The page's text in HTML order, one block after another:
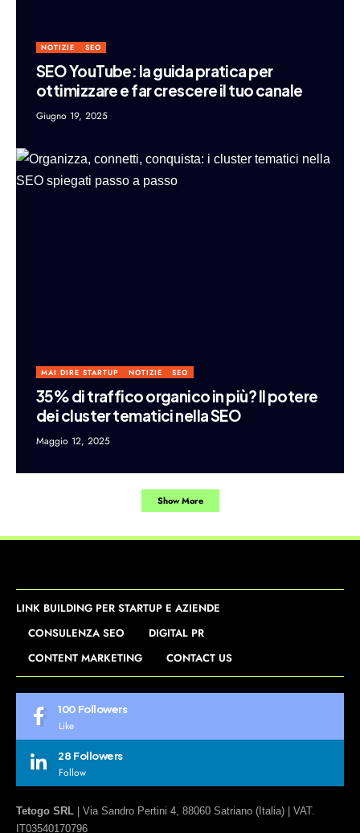
NOTIZIE SEO
SEO YouTube: la guida pratica per
ottimizzare e far crescere il tuo canale
Giugno 19, 2025
MAI DIRE STARTUP NOTIZIE SEO
35% di traffico organico in più? Il potere
dei cluster tematici nella SEO
Maggio 12, 2025
Show More
LINK BUILDING PER STARTUP E AZIENDE
CONSULENZA SEO
DIGITAL PR
CONTENT MARKETING
CONTACT US
100 Followers
Like
28 Followers
Follow
Tetogo SRL | Via Sandro Pertini 4, 88060 Satriano (Italia) | VAT.
IT03540170796